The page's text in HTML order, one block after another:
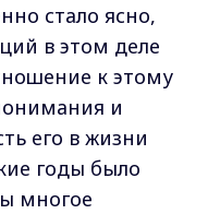
стало ясно,
в этом деле
к этому
и
его в жизни
годы было
многое